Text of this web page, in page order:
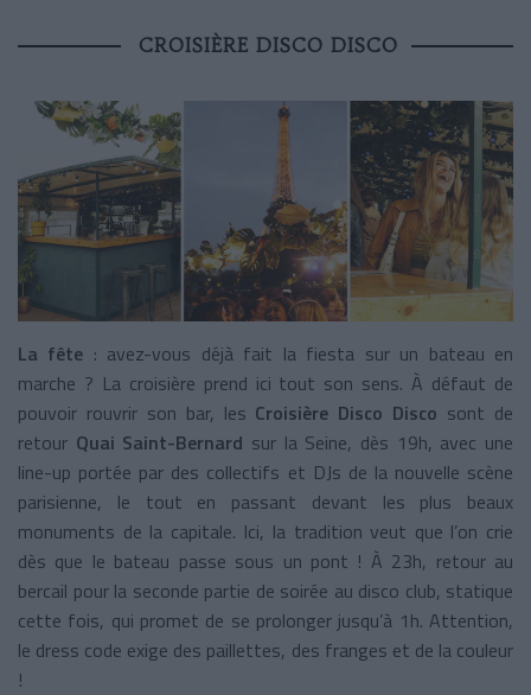
CROISIÈRE DISCO DISCO
La fête : avez-vous déjà fait la fiesta sur un bateau en
marche ? La croisière prend ici tout son sens. À défaut de
pouvoir rouvrir son bar, les Croisière Disco Disco sont de
retour Quai Saint-Bernard sur la Seine, dès 19h, avec une
line-up portée par des collectifs et DJs de la nouvelle scène
parisienne, le tout en passant devant les plus beaux
monuments de la capitale. Ici, la tradition veut que l’on crie
dès que le bateau passe sous un pont ! À 23h, retour au
bercail pour la seconde partie de soirée au disco club, statique
cette fois, qui promet de se prolonger jusqu’à 1h. Attention,
le dress code exige des paillettes, des franges et de la couleur
!